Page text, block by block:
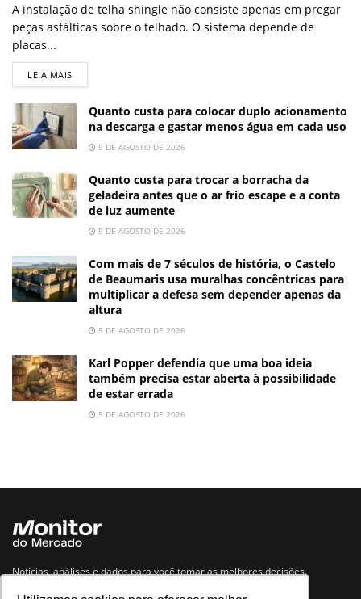
A instalação de telha shingle não consiste apenas em pregar
peças asfálticas sobre o telhado. O sistema depende de
placas...
LEIA MAIS
Quanto custa para colocar duplo acionamento
na descarga e gastar menos água em cada uso
5 DE AGOSTO DE 2026
Quanto custa para trocar a borracha da
geladeira antes que o ar frio escape e a conta
de luz aumente
5 DE AGOSTO DE 2026
Com mais de 7 séculos de história, o Castelo
de Beaumaris usa muralhas concêntricas para
multiplicar a defesa sem depender apenas da
altura
5 DE AGOSTO DE 2026
Karl Popper defendia que uma boa ideia
também precisa estar aberta à possibilidade
de estar errada
5 DE AGOSTO DE 2026
Notícias, análises e dados para você tomar as melhores decisões.